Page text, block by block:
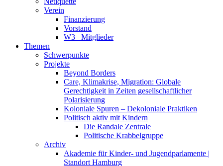
Verein
Finanzierung
Vorstand
W3_ Mitglieder
Themen
Schwerpunkte
Projekte
Beyond Borders
Care, Klimakrise, Migration: Globale
Gerechtigkeit in Zeiten gesellschaftlicher
Polarisierung
Koloniale Spuren – Dekoloniale Praktiken
Politisch aktiv mit Kindern
Die Randale Zentrale
Politische Krabbelgruppe
Archiv
Akademie für Kinder- und Jugendparlamente |
Standort Hamburg